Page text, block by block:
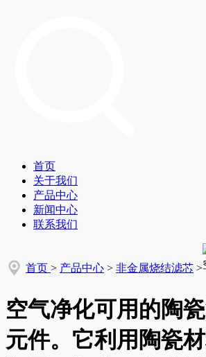
首页
关于我们
产品中心
新闻中心
联系我们
首页 > 产品中心 > 非金属烧结滤芯 >
空气净化可用的陶
元件。它利用陶瓷